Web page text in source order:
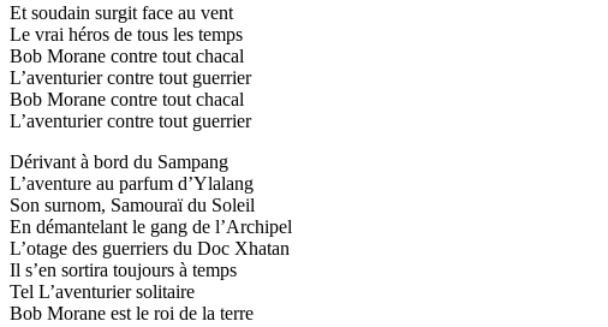
Et soudain surgit face au vent
Le vrai héros de tous les temps
Bob Morane contre tout chacal
L’aventurier contre tout guerrier
Bob Morane contre tout chacal
L’aventurier contre tout guerrier
Dérivant à bord du Sampang
L’aventure au parfum d’Ylalang
Son surnom, Samouraï du Soleil
En démantelant le gang de l’Archipel
L’otage des guerriers du Doc Xhatan
Il s’en sortira toujours à temps
Tel L’aventurier solitaire
Bob Morane est le roi de la terre